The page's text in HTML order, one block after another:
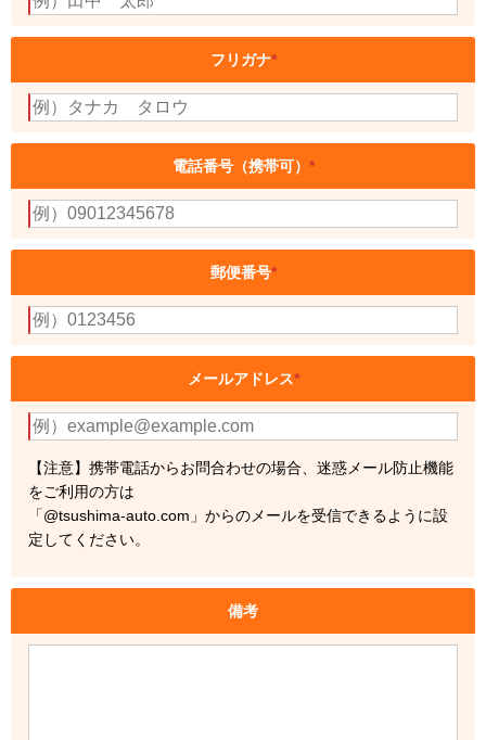
フリガナ*
電話番号（携帯可） *
郵便番号*
メールアドレス*
【注意】携帯電話からお問合わせの場合、迷惑メール防止機能
をご利用の方は
「@tsushima-auto.com」からのメールを受信できるように設
定してください。
備考